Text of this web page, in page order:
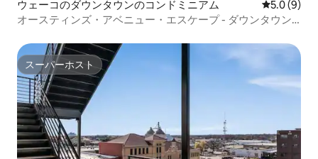
ウェーコのダウンタウンのコンドミニアム レビュー9
5.0 (9)
オースティンズ・アベニュー・エスケープ - ダウンタウン
スーパーホスト
スーパーホスト